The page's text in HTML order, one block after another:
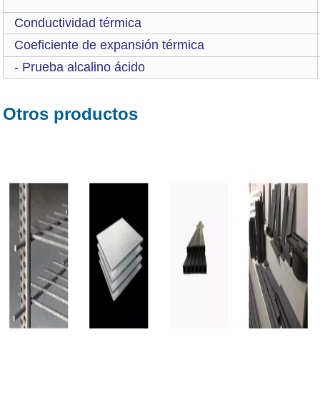
Conductividad térmica
Coeficiente de expansión térmica
- Prueba alcalino ácido
Otros productos